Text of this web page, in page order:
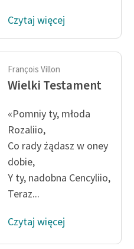
Czytaj więcej
François Villon
Wielki Testament
«Pomniy ty, młoda
Rozaliio,
Co rady żądasz w oney
dobie,
Y ty, nadobna Cencyliio,
Teraz...
Czytaj więcej